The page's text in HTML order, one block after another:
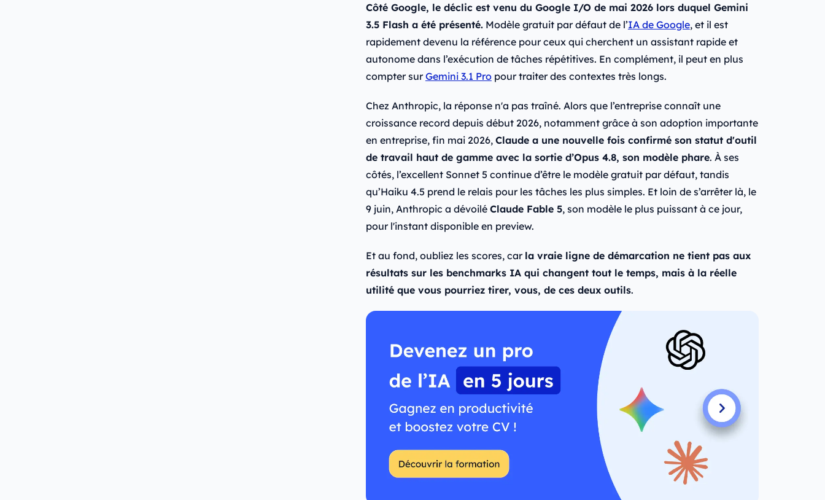
Côté Google, le déclic est venu du Google I/O de mai 2026 lors duquel Gemini
3.5 Flash a été présenté.Modèle gratuit par défaut de l’IA de Google, et il est
rapidement devenu la référence pour ceux qui cherchent un assistant rapide et
autonome dans l’exécution de tâches répétitives. En complément, il peut en plus
compter surGemini 3.1 Propour traiter des contextes très longs.
Chez Anthropic, la réponse n'a pas traîné. Alors que l’entreprise connaît une
croissance record depuis début 2026, notamment grâce à son adoption importante
en entreprise, fin mai 2026, Claude a une nouvelle fois confirmé son statut d'outil
de travail haut de gamme avec la sortie d’Opus 4.8, son modèle phare. À ses
côtés, l’excellent Sonnet 5 continue d’être le modèle gratuit par défaut, tandis
qu’Haiku 4.5 prend le relais pour les tâches les plus simples. Et loin de s’arrêter là, le
9 juin, Anthropic a dévoilé Claude Fable 5, son modèle le plus puissant à ce jour,
pour l'instant disponible en preview.
Et au fond, oubliez les scores, car la vraie ligne de démarcation ne tient pas aux
résultats sur les benchmarks IA qui changent tout le temps, mais à la réelle
utilité que vous pourriez tirer, vous, de ces deux outils.